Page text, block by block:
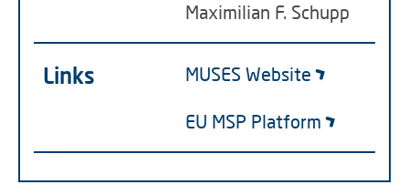
Maximilian F. Schupp
Links MUSES Website
EU MSP Platform